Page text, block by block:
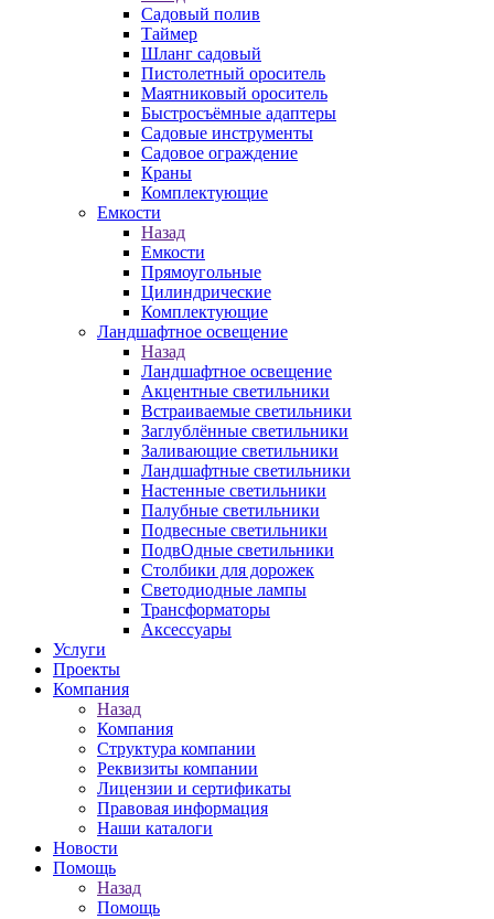
Садовый полив
Таймер
Шланг садовый
Пистолетный ороситель
Маятниковый ороситель
Быстросъёмные адаптеры
Садовые инструменты
Садовое ограждение
Краны
Комплектующие
Емкости
Назад
Емкости
Прямоугольные
Цилиндрические
Комплектующие
Ландшафтное освещение
Назад
Ландшафтное освещение
Акцентные светильники
Встраиваемые светильники
Заглублённые светильники
Заливающие светильники
Ландшафтные светильники
Настенные светильники
Палубные светильники
Подвесные светильники
ПодвОдные светильники
Столбики для дорожек
Светодиодные лампы
Трансформаторы
Аксессуары
Услуги
Проекты
Компания
Назад
Компания
Структура компании
Реквизиты компании
Лицензии и сертификаты
Правовая информация
Наши каталоги
Новости
Помощь
Назад
Помощь